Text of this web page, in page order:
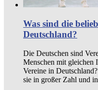
Was sind die
Deutschland?
Die Deutschen sind
Menschen mit gleichen
Vereine in
sie in großer Zahl und